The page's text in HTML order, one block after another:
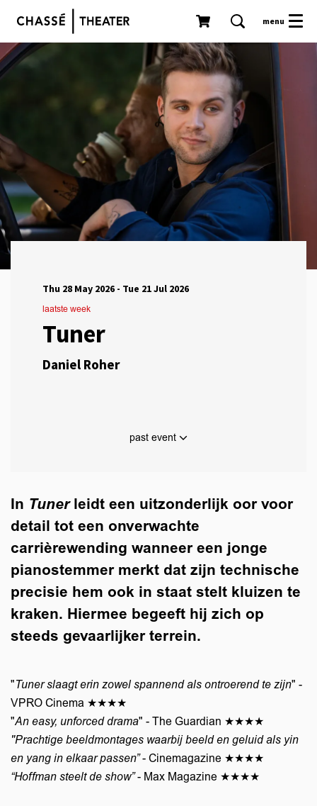
menu
Tuner
Daniel Roher
laatste week
Thu 28 May 2026 - Tue 21 Jul 2026
past event
In Tunerleidt een uitzonderlijk oor voor
detail tot een onverwachte
carrièrewending wanneer een jonge
pianostemmer merkt dat zijn technische
precisie hem ook in staat stelt kluizen te
kraken. Hiermee begeeft hij zich op
steeds gevaarlijker terrein.
"Tuner slaagt erin zowel spannend als ontroerend te zijn" -
VPRO Cinema ★★★★
"An easy, unforced drama" - The Guardian ★★★★
"Prachtige beeldmontages waarbij beeld en geluid als yin
en yang in elkaar passen”- Cinemagazine ​★★★★
“Hoffman steelt de show”- ​Max Magazine ​★★★★